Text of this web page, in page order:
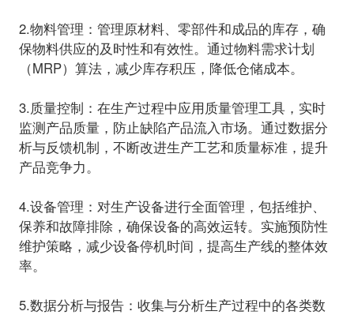
2.物料管理： 管理原材料、零部件和成品的库存，确
保物料供应的及时性和有效性。通过物料需求计划
（MRP）算法，减少库存积压，降低仓储成本。
3.质量控制： 在生产过程中应用质量管理工具，实时
监测产品质量，防止缺陷产品流入市场。通过数据分
析与反馈机制，不断改进生产工艺和质量标准，提升
产品竞争力。
4.设备管理： 对生产设备进行全面管理，包括维护、
保养和故障排除，确保设备的高效运转。实施预防性
维护策略，减少设备停机时间，提高生产线的整体效
率。
5.数据分析与报告： 收集与分析生产过程中的各类数